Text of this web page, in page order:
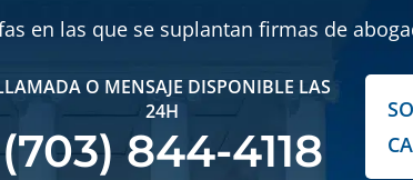
en las que se suplantan firmas de
O MENSAJE DISPONIBLE LAS
24H
(703) 844-4118